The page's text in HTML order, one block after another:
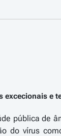
excecionais e
pública de
do vírus